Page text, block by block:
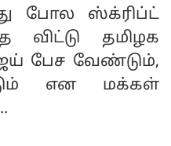
போல ஸ்க்ரிப்ட்
விட்டு தமிழக
பேச வேண்டும்,
என மக்கள்